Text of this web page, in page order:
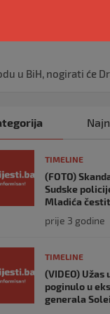
u BiH, nogirati će
TIMELINE
(FOTO)
Sudske
Mladića
prije 3 godine
TIMELINE
(VIDEO)
poginulo u
generala